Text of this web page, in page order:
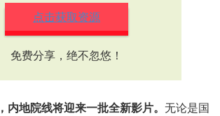
点击获取资源
免费分享，绝不忽悠！
内地院线将迎来一批全新影片。 无论是国